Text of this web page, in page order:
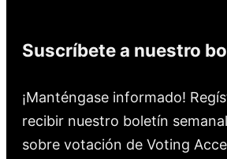
Suscríbete a nuestro
¡Manténgase informado!
recibir nuestro boletín
sobre votación de Voting